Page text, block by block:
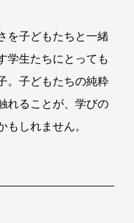
を子どもたちと一緒
学生たちにとっても
。子どもたちの純粋
れることが、学びの
しれません。